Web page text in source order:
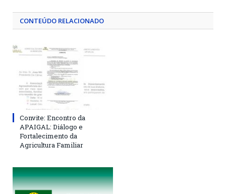
CONTEÚDO RELACIONADO
Convite: Encontro da
APAIGAL: Diálogo e
Fortalecimento da
Agricultura Familiar